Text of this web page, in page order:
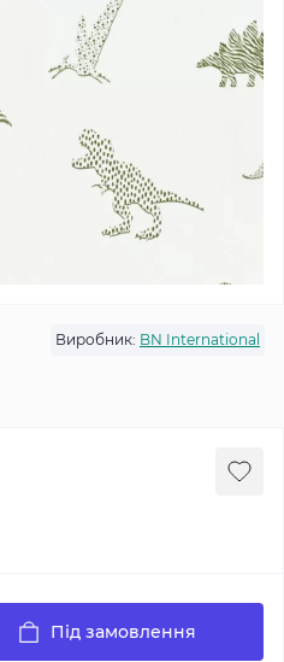
Виробник: BN International
Під замовлення